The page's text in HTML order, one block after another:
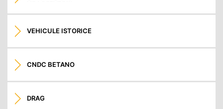
VEHICULE ISTORICE
CNDC BETANO
DRAG